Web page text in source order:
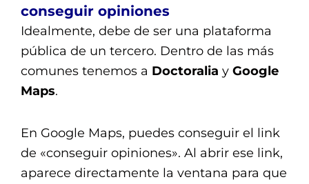
conseguir opiniones
Idealmente, debe de ser una plataforma
pública de un tercero. Dentro de las más
comunes tenemos a Doctoralia y Google
Maps.
En Google Maps, puedes conseguir el link
de «conseguir opiniones». Al abrir ese link,
aparece directamente la ventana para que